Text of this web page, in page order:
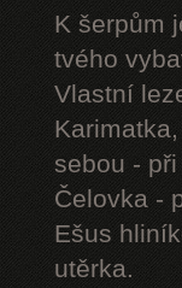
K šerpům
tvého
Vlastní
sebou -
Čelovka -
Ešus
utěrka.